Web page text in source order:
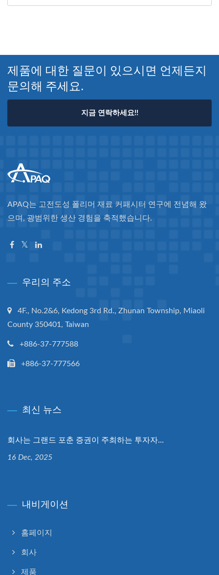
제품에 대한 질문이 있으시면 언제든지
문의해 주세요.
지금 연락하세요!!
APAQ는 고전도성 폴리머 재료 커패시터 연구에 전념해 왔
으며, 광범위한 생산 경험을 축적했습니다.
우리의 주소
4F., No.2&6, Kedong 3rd Rd., Zhunan Township, Miaoli
County 350401, Taiwan
+886-37-777588
+886-37-777566
최신 뉴스
회사는 그랜드 포춘 증권이 주최하는 투자자...
16 Dec, 2025
내비게이션
홈페이지
회사
제품